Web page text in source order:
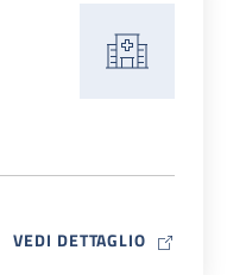
VEDI DETTAGLIO MAP ICON